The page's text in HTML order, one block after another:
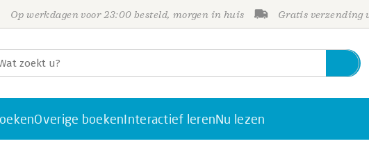
Op werkdagen voor 23:00 besteld, morgen in huis Gratis verzending
Overige boekenInteractief lerenNu lezen